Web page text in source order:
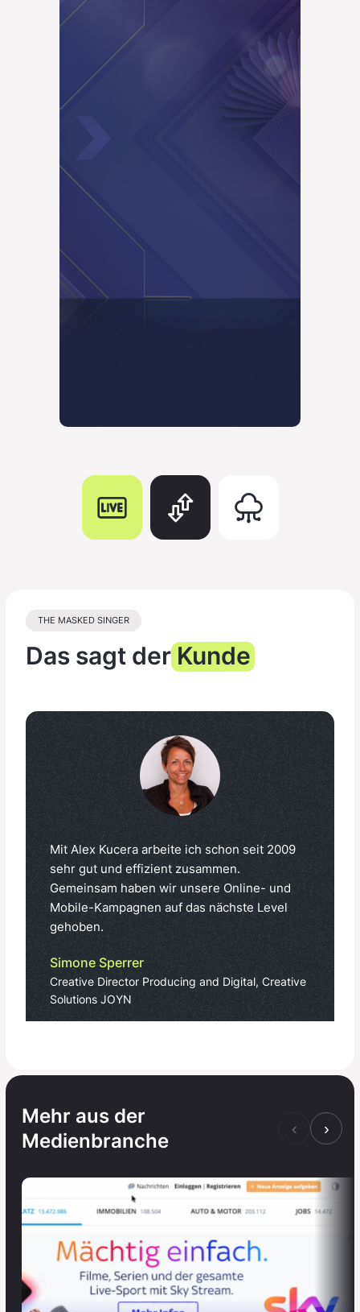
THE MASKED SINGER
Das sagt derKunde
Mit Alex Kucera arbeite ich schon seit 2009
sehr gut und effizient zusammen.
Gemeinsam haben wir unsere Online- und
Mobile-Kampagnen auf das nächste Level
gehoben.
Simone Sperrer
Creative Director Producing and Digital, Creative
Solutions JOYN
Mehr aus der
Medienbranche
‹ ›